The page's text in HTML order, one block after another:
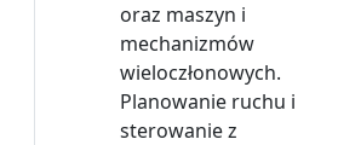
oraz maszyn i
mechanizmów
wieloczłonowych.
Planowanie ruchu i
sterowanie z